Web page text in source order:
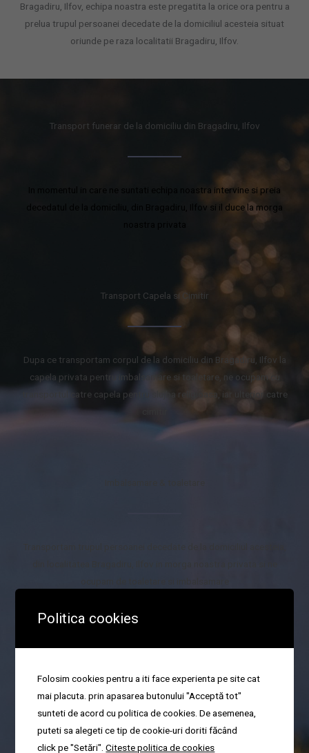
Bragadiru, Ilfov, echipa noastra este pregatita la orice ora pentru a
prelua trupul persoanei decedate de la domiciliul acesteia situat
oriunde pe raza localitatii Bragadiru, Ilfov.
Transport funerar de la domiciliu din Bragadiru, Ilfov
In momentul in care ne suntati echipa noastra intervine si preia
decedatul de la domiciliu, din Bragadiru, Ilfov si il duce la morga
Transport Capela si Cimitir
Dupa ce transportam corpul de la domiciliu din Bragadiru, Ilfov la
capela privata pentru imbalsamare si toaletare, ne ocupam cu
transportul catre capela pentru slujba religioasa, iar ulterior catre
Organizare parastas
Va ajutam cu organizarea pomenilor sau a parastaselor in cel mai
scurt timp.
Politica cookies
Folosim cookies pentru a iti face experienta pe site cat
mai placuta. prin apasarea butonului "Acceptă tot"
sunteti de acord cu politica de cookies. De asemenea,
puteti sa alegeti ce tip de cookie-uri doriti făcând
click pe "Setări".Citeste politica de cookies